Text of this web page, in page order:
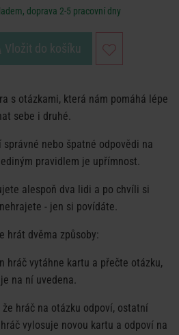
doprava 2-5 pracovní dny
Vložit do košíku
s otázkami, která nám pomáhá lépe
sebe i druhé.
nebo špatné odpovědi na
pravidlem je upřímnost.
alespoň dva lidi a po chvíli si
- jen si povídáte.
hrát dvěma způsoby:
hráč vytáhne kartu a přečte otázku,
na ní uvedena.
hráč na otázku odpoví, ostatní
vylosuje novou kartu a odpoví na